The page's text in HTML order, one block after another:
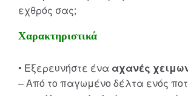
εχθρός σας;
Χαρακτηριστικά
• Εξερευνήστε ένα αχανές
– Από το παγωμένο δέλτα ενός